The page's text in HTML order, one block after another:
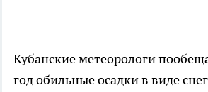
Кубанские метеорологи
год обильные осадки в виде